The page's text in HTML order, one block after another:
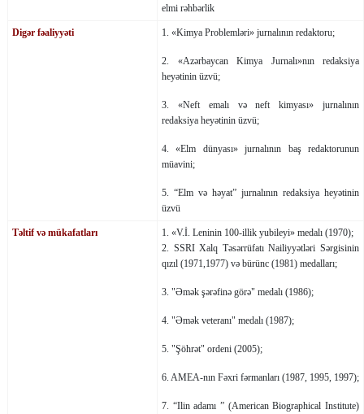
elmi rəhbərlik
Digər fəaliyyəti 1. «Kimya Problemləri» jurnalının redaktoru;
2. «Azərbaycan Kimya Jurnalı»nın redaksiya
heyətinin üzvü;
3. «Neft emalı və neft kimyası» jurnalının
redaksiya heyətinin üzvü;
4. «Elm dünyası» jurnalının baş redaktorunun
müavini;
5. “Elm və həyat” jurnalının redaksiya heyətinin
üzvü
Təltif və mükafatları
1. «V.İ. Leninin 100-illik yubileyi» medalı (1970);
2. SSRI Xalq Təsərrüfatı Nailiyyətləri Sərgisinin
qızıl (1971,1977) və bürünc (1981) medalları;
3. "Əmək şərəfinə görə" medalı (1986);
4. "Əmək veteranı" medalı (1987);
5. "Şöhrət" ordeni (2005);
6. AMEA-nın Fəxri fərmanları (1987, 1995, 1997);
7. “Ilin adamı ” (American Biographical Institute)